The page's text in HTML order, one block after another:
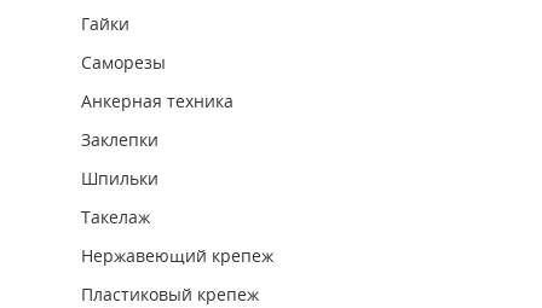
Гайки
Саморезы
Анкерная техника
Заклепки
Шпильки
Такелаж
Нержавеющий крепеж
Пластиковый крепеж